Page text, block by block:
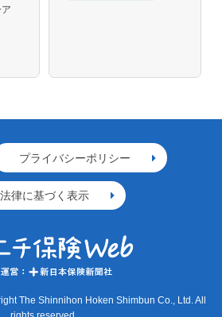
プライバシーポリシー
律に基づく表示
The Shinnihon Hoken Shimbun Co., Ltd. All